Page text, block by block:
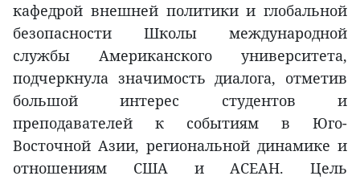
кафедрой внешней политики и глобальной
безопасности Школы международной
службы Американского университета,
подчеркнула значимость диалога, отметив
большой интерес студентов и
преподавателей к событиям в Юго-
Восточной Азии, региональной динамике и
отношениям США и АСЕАН. Цель